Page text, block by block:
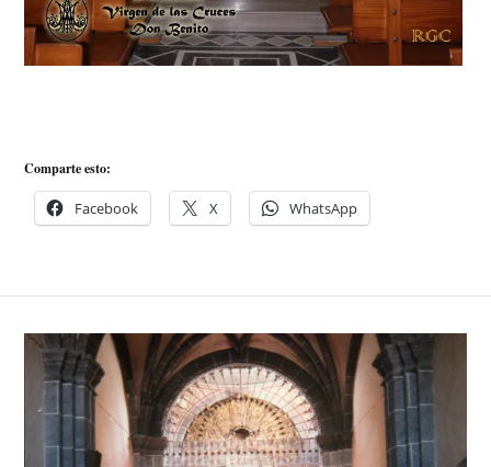
Comparte esto:
Facebook X WhatsApp